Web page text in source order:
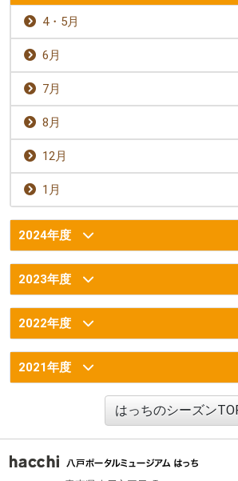
4・5月
6月
7月
8月
12月
1月
2024年度
2023年度
2022年度
2021年度
はっちのシーズン
フッター